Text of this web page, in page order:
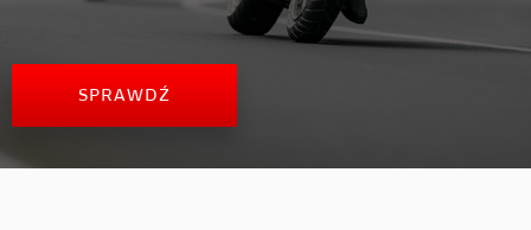
SPRAWDŹ